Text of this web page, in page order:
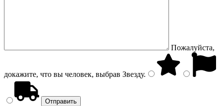
Пожалуйста,
докажите, что вы человек, выбрав Звезду.